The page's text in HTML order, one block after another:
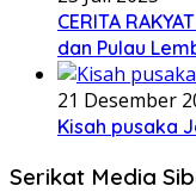
CERITA
dan Pulau
21 Desember
Kisah pusaka
Serikat Media